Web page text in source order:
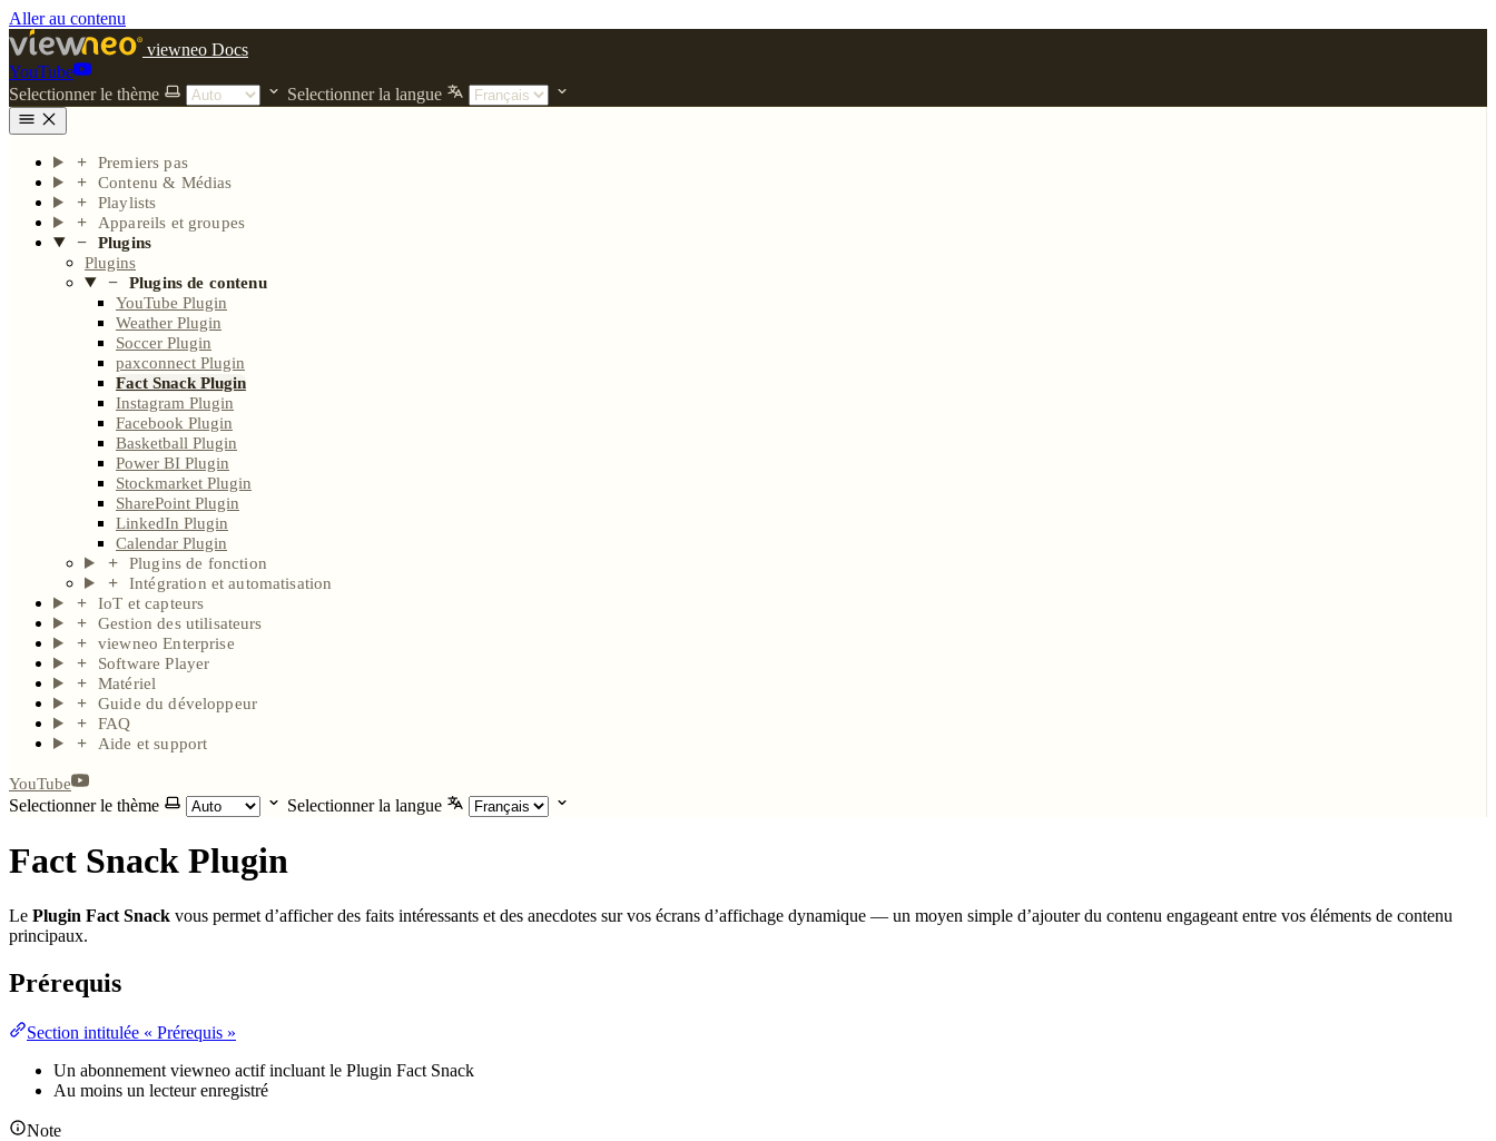
Aller au contenu
viewneo Docs
YouTube
Selectionner le thème
Selectionner la langue
Premiers pas
Contenu & Médias
Playlists
Appareils et groupes
Plugins
Plugins
Plugins de contenu
YouTube Plugin
Weather Plugin
Soccer Plugin
paxconnect Plugin
Fact Snack Plugin
Instagram Plugin
Facebook Plugin
Basketball Plugin
Power BI Plugin
Stockmarket Plugin
SharePoint Plugin
LinkedIn Plugin
Calendar Plugin
Plugins de fonction
Intégration et automatisation
IoT et capteurs
Gestion des utilisateurs
viewneo Enterprise
Software Player
Matériel
Guide du développeur
FAQ
Aide et support
YouTube
Selectionner le thème Selectionner la langue
Fact Snack Plugin
Le Plugin Fact Snack vous permet d’afficher des faits intéressants et des anecdotes sur vos écrans d’affichage dynamique — un moyen simple d’ajouter du contenu engageant entre vos éléments de contenu
principaux.
Prérequis
Section intitulée « Prérequis »
Un abonnement viewneo actif incluant le Plugin Fact Snack
Au moins un lecteur enregistré
Note